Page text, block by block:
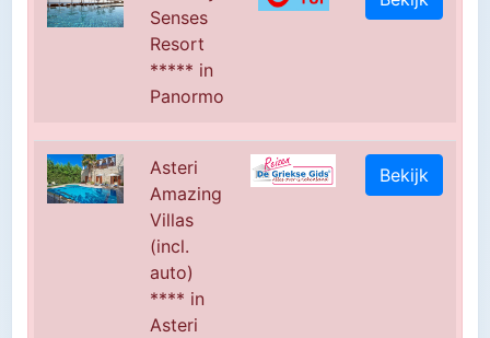
Senses
Resort
***** in
Panormo
Asteri
Amazing
Villas
(incl.
auto)
**** in
Asteri
Bekijk